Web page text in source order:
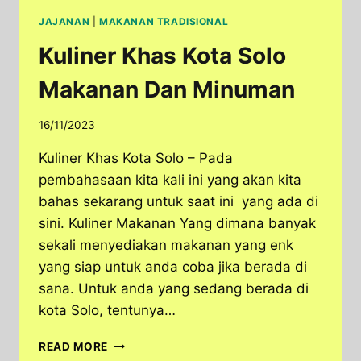
JAJANAN MAKANAN TRADISIONAL
Kuliner Khas Kota Solo
Makanan Dan Minuman
16/11/2023
Kuliner Khas Kota Solo – Pada
pembahasaan kita kali ini yang akan kita
bahas sekarang untuk saat ini yang ada di
sini. Kuliner Makanan Yang dimana banyak
sekali menyediakan makanan yang enk
yang siap untuk anda coba jika berada di
sana. Untuk anda yang sedang berada di
kota Solo, tentunya…
READ MORE KULINER